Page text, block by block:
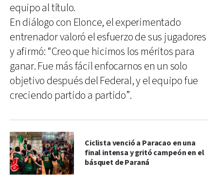
equipo al título.
En diálogo con Elonce, el experimentado
entrenador valoró el esfuerzo de sus jugadores
y afirmó: “Creo que hicimos los méritos para
ganar. Fue más fácil enfocarnos en un solo
objetivo después del Federal, y el equipo fue
creciendo partido a partido”.
Ciclista venció a Paracao en una
final intensa y gritó campeón en el
básquet de Paraná